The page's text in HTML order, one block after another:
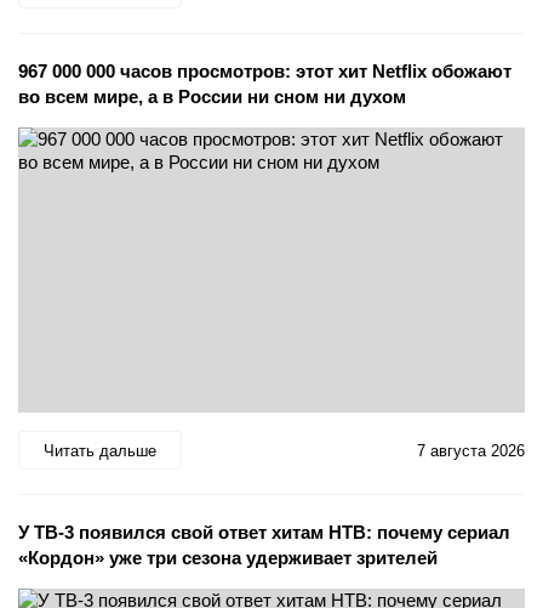
967 000 000 часов просмотров: этот хит Netflix обожают
во всем мире, а в России ни сном ни духом
Читать дальше 7 августа 2026
У ТВ-3 появился свой ответ хитам НТВ: почему сериал
«Кордон» уже три сезона удерживает зрителей